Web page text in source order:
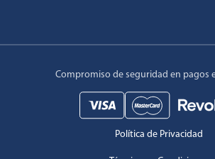
Compromiso de seguridad en pagos
Política de Privacidad